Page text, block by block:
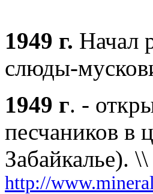
1949 г. Начал
слюды-
1949 г. -
песчаников в
Забайкалье). \\
http://